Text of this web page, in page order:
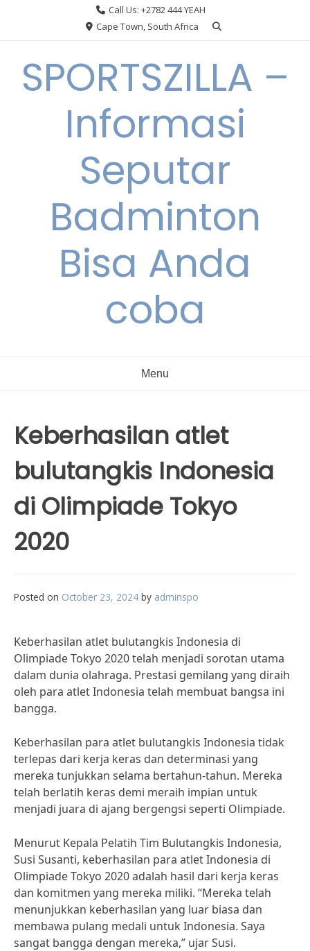
Call Us: +2782 444 YEAH
Cape Town, South Africa
SPORTSZILLA –
Informasi
Seputar
Badminton
Bisa Anda
coba
Menu
Keberhasilan atlet
bulutangkis Indonesia
di Olimpiade Tokyo
2020
Posted on October 23, 2024 by adminspo
Keberhasilan atlet bulutangkis Indonesia di
Olimpiade Tokyo 2020 telah menjadi sorotan utama
dalam dunia olahraga. Prestasi gemilang yang diraih
oleh para atlet Indonesia telah membuat bangsa ini
bangga.
Keberhasilan para atlet bulutangkis Indonesia tidak
terlepas dari kerja keras dan determinasi yang
mereka tunjukkan selama bertahun-tahun. Mereka
telah berlatih keras demi meraih impian untuk
menjadi juara di ajang bergengsi seperti Olimpiade.
Menurut Kepala Pelatih Tim Bulutangkis Indonesia,
Susi Susanti, keberhasilan para atlet Indonesia di
Olimpiade Tokyo 2020 adalah hasil dari kerja keras
dan komitmen yang mereka miliki. “Mereka telah
menunjukkan keberhasilan yang luar biasa dan
membawa pulang medali untuk Indonesia. Saya
sangat bangga dengan mereka,” ujar Susi.